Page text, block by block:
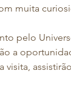
muita
pelo
a
visita,